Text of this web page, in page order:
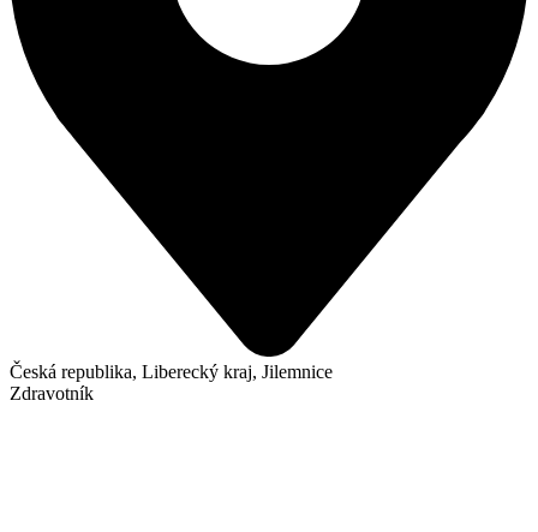
Česká republika, Liberecký kraj, Jilemnice
Zdravotník